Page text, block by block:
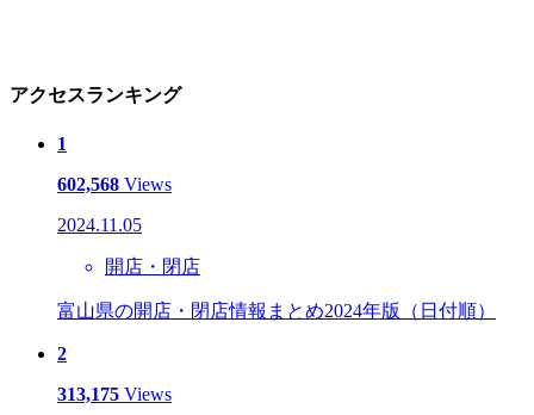
アクセスランキング
1
602,568 Views
2024.11.05
開店・閉店
富山県の開店・閉店情報まとめ2024年版（日付順）
2
313,175 Views